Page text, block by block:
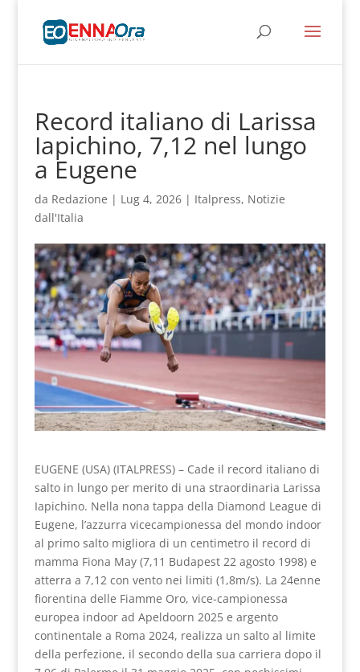
Record italiano di Larissa
Iapichino, 7,12 nel lungo
a Eugene
da Redazione | Lug 4, 2026| Italpress, Notizie
dall'Italia
EUGENE (USA) (ITALPRESS) – Cade il record italiano di
salto in lungo per merito di una straordinaria Larissa
Iapichino. Nella nona tappa della Diamond League di
Eugene, l’azzurra vicecampionessa del mondo indoor
al primo salto migliora di un centimetro il record di
mamma Fiona May (7,11 Budapest 22 agosto 1998) e
atterra a 7,12 con vento nei limiti (1,8m/s). La 24enne
fiorentina delle Fiamme Oro, vice-campionessa
europea indoor ad Apeldoorn 2025 e argento
continentale a Roma 2024, realizza un salto al limite
della perfezione, il secondo della sua carriera dopo il